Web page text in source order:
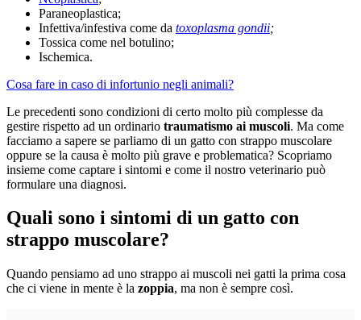
Paraneoplastica;
Infettiva/infestiva come da toxoplasma gondii;
Tossica come nel botulino;
Ischemica.
Cosa fare in caso di infortunio negli animali?
Le precedenti sono condizioni di certo molto più complesse da
gestire rispetto ad un ordinario traumatismo ai muscoli. Ma come
facciamo a sapere se parliamo di un gatto con strappo muscolare
oppure se la causa è molto più grave e problematica? Scopriamo
insieme come captare i sintomi e come il nostro veterinario può
formulare una diagnosi.
Quali sono i sintomi di un gatto con
strappo muscolare?
Quando pensiamo ad uno strappo ai muscoli nei gatti la prima cosa
che ci viene in mente è la zoppia, ma non è sempre così.